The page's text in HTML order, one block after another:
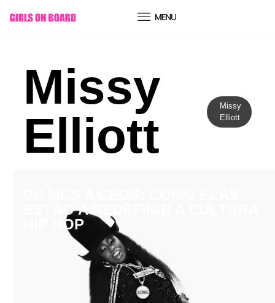
conteúdo
Missy
Elliott
Missy
Elliott
ESTÃO A REDEFINIR A CULTURA
HIP HOP